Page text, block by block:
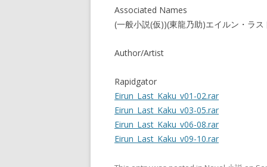
Associated Names
(一般小説(仮))(東龍乃助)エイルン・ラ
Author/Artist
Rapidgator
Eirun_Last_Kaku_v01-02.rar
Eirun_Last_Kaku_v03-05.rar
Eirun_Last_Kaku_v06-08.rar
Eirun_Last_Kaku_v09-10.rar